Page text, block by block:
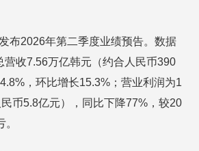
布2026年第二季度业绩预告。数据
营收7.56万亿韩元（约合人民币390
，环比增长15.3%；营业利润为1
币5.8亿元），同比下降77%，较20